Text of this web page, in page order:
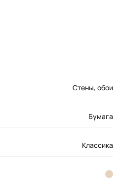
Стены, обои
Бумага
Классика